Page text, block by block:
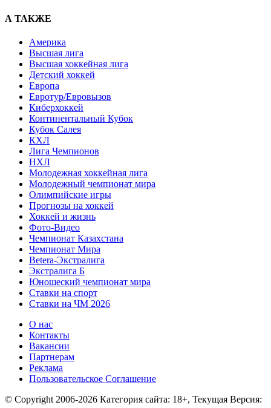
А ТАКЖЕ
Америка
Высшая лига
Высшая хоккейная лига
Детский хоккей
Европа
Евротур/Евровызов
Киберхоккей
Континентальный Кубок
Кубок Салея
КХЛ
Лига Чемпионов
НХЛ
Молодежная хоккейная лига
Молодежный чемпионат мира
Олимпийские игры
Прогнозы на хоккей
Хоккей и жизнь
Фото-Видео
Чемпионат Казахстана
Чемпионат Мира
Betera-Экстралига
Экстралига Б
Юношеский чемпионат мира
Ставки на спорт
Ставки на ЧМ 2026
О нас
Контакты
Вакансии
Партнерам
Реклама
Пользовательское Соглашение
© Copyright 2006-2026 Категория сайта: 18+, Текущая Версия: